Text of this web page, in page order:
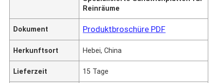
Reinräume
Dokument Produktbroschüre PDF
Herkunftsort Hebei, China
Lieferzeit 15 Tage